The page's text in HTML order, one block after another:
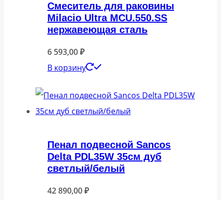
Смеситель для раковины
Milacio Ultra MCU.550.SS
нержавеющая сталь
6 593,00₽
В корзину
Пенал подвесной Sancos
Delta PDL35W 35см дуб
светлый/белый
42 890,00₽